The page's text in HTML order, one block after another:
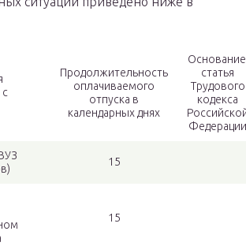
Продолжительность
оплачиваемого
отпуска в
календарных днях
статья
Трудового
кодекса
Федерации
15
15